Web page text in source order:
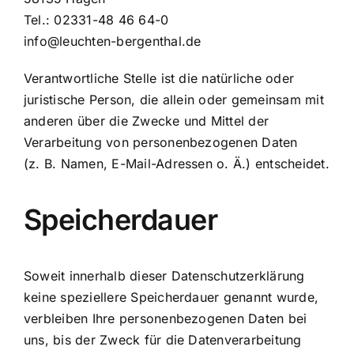
Tel.: 02331-48 46 64-0
info@leuchten-bergenthal.de
Verantwortliche Stelle ist die natürliche oder
juristische Person, die allein oder gemeinsam mit
anderen über die Zwecke und Mittel der
Verarbeitung von personenbezogenen Daten
(z. B. Namen, E-Mail-Adressen o. Ä.) entscheidet.
Speicherdauer
Soweit innerhalb dieser Datenschutzerklärung
keine speziellere Speicherdauer genannt wurde,
verbleiben Ihre personenbezogenen Daten bei
uns, bis der Zweck für die Datenverarbeitung